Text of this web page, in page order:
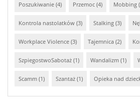
Poszukiwanie (4) Przemoc (4) Mobbing
Kontrola nastolatków (3) Stalking (3)
Workplace Violence (3) Tajemnica (2)
SzpiegostwoSabotaż (1) Wandalizm (1)
Scamm (1) Szantaż (1) Opieka nad